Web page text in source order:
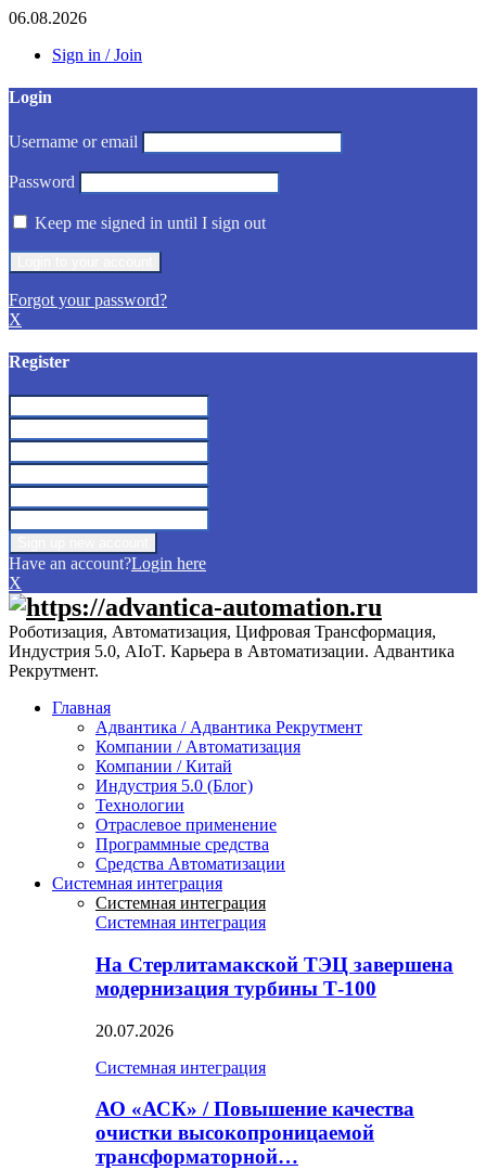
06.08.2026
Sign in / Join
Login
Username or email
Password
Keep me signed in until I sign out
Forgot your password?
X
Register
Have an account?Login here
X
Роботизация, Автоматизация, Цифровая Трансформация,
Индустрия 5.0, AIoT. Карьера в Автоматизации. Адвантика
Рекрутмент.
Главная
Адвантика / Адвантика Рекрутмент
Компании / Автоматизация
Компании / Китай
Индустрия 5.0 (Блог)
Технологии
Отраслевое применение
Программные средства
Средства Автоматизации
Системная интеграция
Системная интеграция
Системная интеграция
На Стерлитамакской ТЭЦ завершена
модернизация турбины Т-100
20.07.2026
Системная интеграция
АО «АСК» / Повышение качества
очистки высокопроницаемой
трансформаторной…